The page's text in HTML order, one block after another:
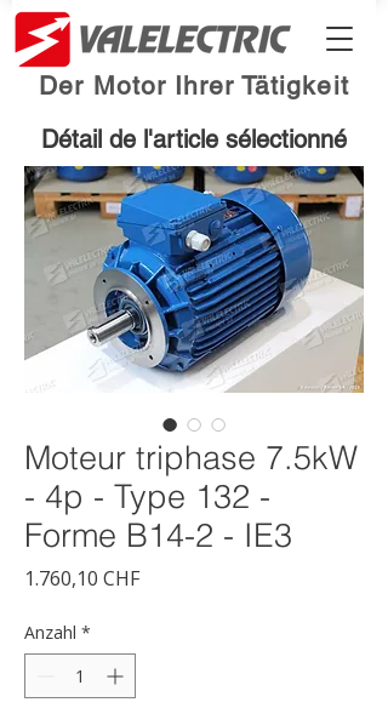
Der Motor Ihrer Tätigkeit
Détail de l'article sélectionné
Moteur triphase 7.5kW
- 4p - Type 132 -
Forme B14-2 - IE3
1.760,10 CHFPreis
Anzahl *